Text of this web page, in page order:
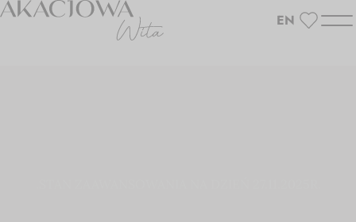
EN Ulubione